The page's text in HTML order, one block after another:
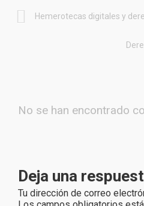
Hemerotecas digitales y
No se han encontrado
Deja una
Tu dirección de correo